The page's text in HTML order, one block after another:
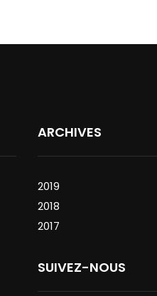
ARCHIVES
2019
2018
2017
SUIVEZ-NOUS